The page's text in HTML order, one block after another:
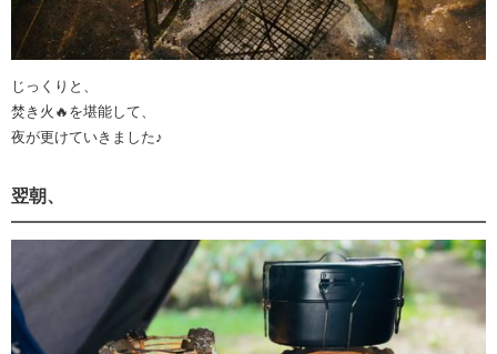
じっくりと、
焚き火🔥を堪能して、
夜が更けていきました♪
翌朝、